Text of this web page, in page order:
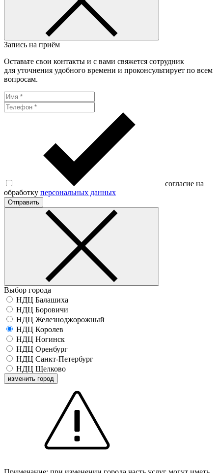
Запись на приём
Оставьте свои контакты и с вами свяжется сотрудник
для уточнения удобного времени и проконсультирует по всем
вопросам.
согласие на
обработку персональных данных
Отправить
Выбор города
НДЦ Балашиха
НДЦ Боровичи
НДЦ Железноджорожный
НДЦ Королев
НДЦ Ногинск
НДЦ Оренбург
НДЦ Санкт-Петербург
НДЦ Щелково
изменить город